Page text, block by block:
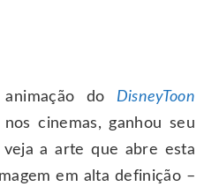
do DisneyToon
cinemas, ganhou seu
a arte que abre esta
em alta definição –